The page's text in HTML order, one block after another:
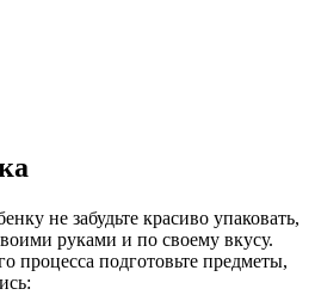
не забудьте красиво упаковать,
руками и по своему вкусу.
процесса подготовьте предметы,